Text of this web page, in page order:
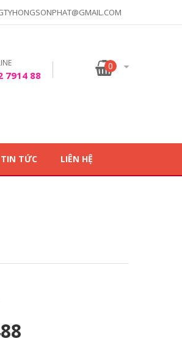
7914 88
0
TIN TỨC LIÊN HỆ